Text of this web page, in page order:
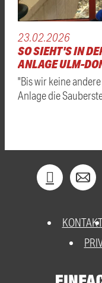
23.02.2026
SO SIEHT'S IN
ANLAGE ULM-
"Bis wir keine
Anlage die